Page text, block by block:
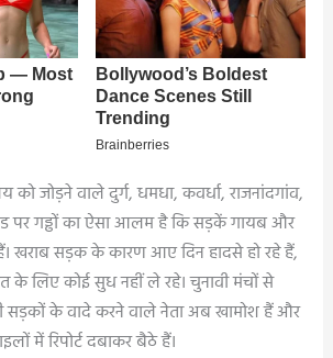
जोड़ने वाले दुर्ग, धमधा, कवर्धा, राजनांदगांव,
पर गड्ढों का ऐसा आलम है कि सड़कें गायब और
खराब सड़क के कारण आए दिन हादसे हो रहे हैं,
के लिए कोई सुध नहीं ले रहे। चुनावी मंचों से
सड़कों के वादे करने वाले नेता अब खामोश हैं और
में रिपोर्ट दबाकर बैठे हैं।